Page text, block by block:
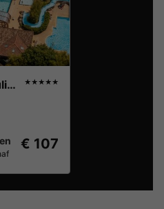
Camping RCN Le Moulin de la Pique ★★★★★
€ 107